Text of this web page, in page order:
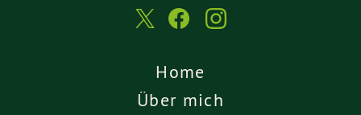
Home
Über mich